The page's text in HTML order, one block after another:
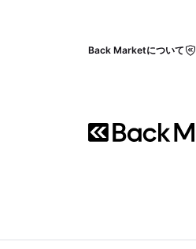
Back Marketについて